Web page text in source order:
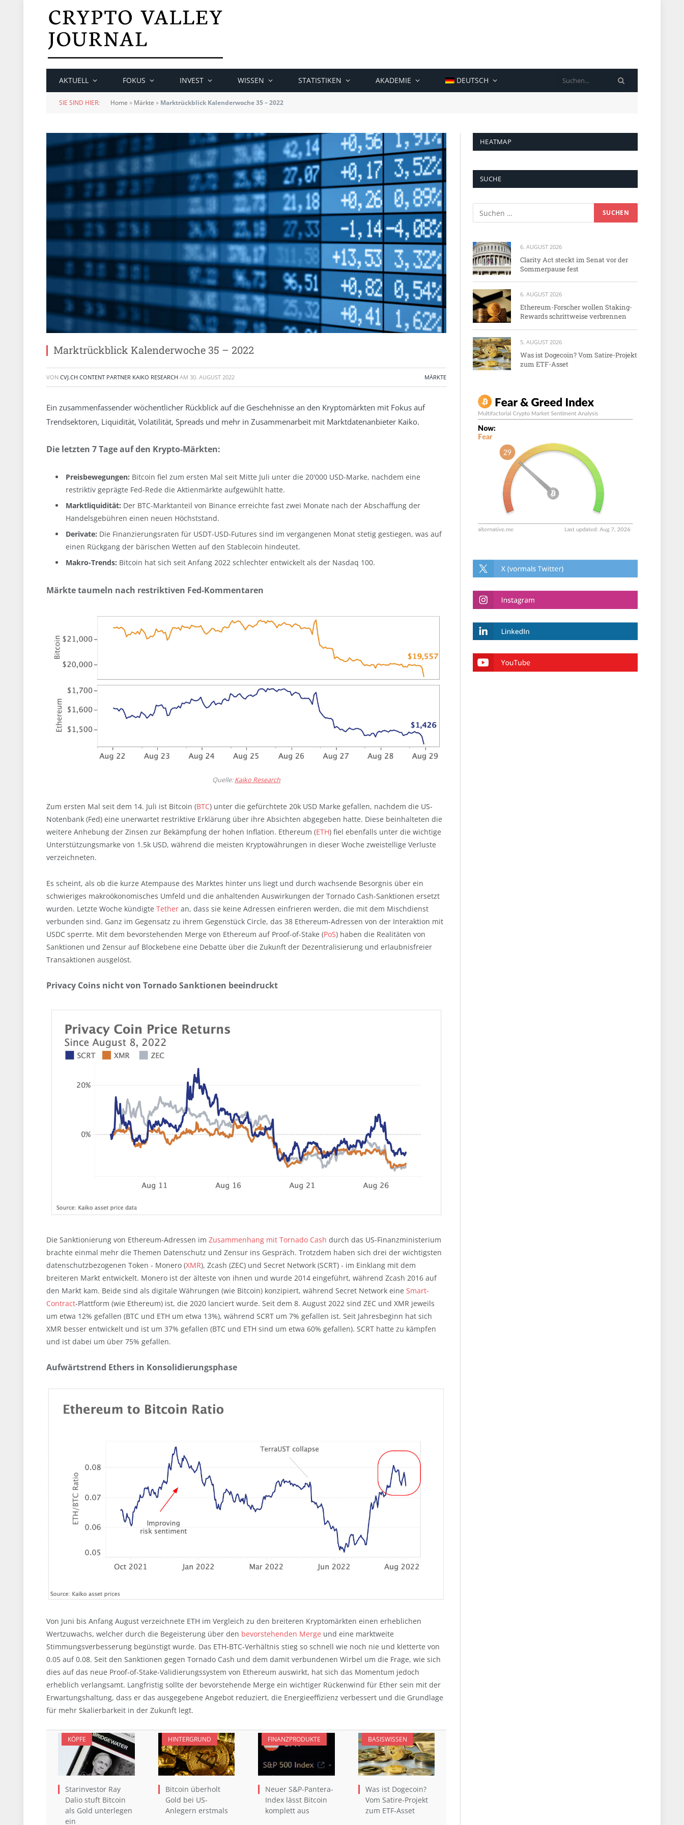
AKTUELL FOKUS INVEST WISSEN STATISTIKEN AKADEMIE DEUTSCH
SIE SIND HIER: Home » Märkte » Marktrückblick Kalenderwoche 35 – 2022
Marktrückblick Kalenderwoche 35 – 2022
VON CVJ.CH CONTENT PARTNER KAIKO RESEARCH AM 30. AUGUST 2022 MÄRKTE
Ein zusammenfassender wöchentlicher Rückblick auf die Geschehnisse an den Kryptomärkten mit Fokus auf
Trendsektoren, Liquidität, Volatilität, Spreads und mehr in Zusammenarbeit mit Marktdatenanbieter Kaiko.
Die letzten 7 Tage auf den Krypto-Märkten:
Preisbewegungen: Bitcoin fiel zum ersten Mal seit Mitte Juli unter die 20'000 USD-Marke, nachdem eine
restriktiv geprägte Fed-Rede die Aktienmärkte aufgewühlt hatte.
Marktliquidität: Der BTC-Marktanteil von Binance erreichte fast zwei Monate nach der Abschaffung der
Handelsgebühren einen neuen Höchststand.
Derivate: Die Finanzierungsraten für USDT-USD-Futures sind im vergangenen Monat stetig gestiegen, was auf
einen Rückgang der bärischen Wetten auf den Stablecoin hindeutet.
Makro-Trends: Bitcoin hat sich seit Anfang 2022 schlechter entwickelt als der Nasdaq 100.
Märkte taumeln nach restriktiven Fed-Kommentaren
Quelle:Kaiko Research
Zum ersten Mal seit dem 14. Juli ist Bitcoin (BTC) unter die gefürchtete 20k USD Marke gefallen, nachdem die US-
Notenbank (Fed) eine unerwartet restriktive Erklärung über ihre Absichten abgegeben hatte. Diese beinhalteten die
weitere Anhebung der Zinsen zur Bekämpfung der hohen Inflation. Ethereum (ETH) fiel ebenfalls unter die wichtige
Unterstützungsmarke von 1.5k USD, während die meisten Kryptowährungen in dieser Woche zweistellige Verluste
verzeichneten.
Es scheint, als ob die kurze Atempause des Marktes hinter uns liegt und durch wachsende Besorgnis über ein
schwieriges makroökonomisches Umfeld und die anhaltenden Auswirkungen der Tornado Cash-Sanktionen ersetzt
wurden. Letzte Woche kündigte Tether an, dass sie keine Adressen einfrieren werden, die mit dem Mischdienst
verbunden sind. Ganz im Gegensatz zu ihrem Gegenstück Circle, das 38 Ethereum-Adressen von der Interaktion mit
USDC sperrte. Mit dem bevorstehenden Merge von Ethereum auf Proof-of-Stake (PoS) haben die Realitäten von
Sanktionen und Zensur auf Blockebene eine Debatte über die Zukunft der Dezentralisierung und erlaubnisfreier
Transaktionen ausgelöst.
Privacy Coins nicht von Tornado Sanktionen beeindruckt
Die Sanktionierung von Ethereum-Adressen im Zusammenhang mit Tornado Cash durch das US-Finanzministerium
brachte einmal mehr die Themen Datenschutz und Zensur ins Gespräch. Trotzdem haben sich drei der wichtigsten
datenschutzbezogenen Token - Monero (XMR), Zcash (ZEC) und Secret Network (SCRT) - im Einklang mit dem
breiteren Markt entwickelt. Monero ist der älteste von ihnen und wurde 2014 eingeführt, während Zcash 2016 auf
den Markt kam. Beide sind als digitale Währungen (wie Bitcoin) konzipiert, während Secret Network eine Smart-
Contract-Plattform (wie Ethereum) ist, die 2020 lanciert wurde. Seit dem 8. August 2022 sind ZEC und XMR jeweils
um etwa 12% gefallen (BTC und ETH um etwa 13%), während SCRT um 7% gefallen ist. Seit Jahresbeginn hat sich
XMR besser entwickelt und ist um 37% gefallen (BTC und ETH sind um etwa 60% gefallen). SCRT hatte zu kämpfen
und ist dabei um über 75% gefallen.
Aufwärtstrend Ethers in Konsolidierungsphase
Von Juni bis Anfang August verzeichnete ETH im Vergleich zu den breiteren Kryptomärkten einen erheblichen
Wertzuwachs, welcher durch die Begeisterung über den bevorstehenden Merge und eine marktweite
Stimmungsverbesserung begünstigt wurde. Das ETH-BTC-Verhältnis stieg so schnell wie noch nie und kletterte von
0.05 auf 0.08. Seit den Sanktionen gegen Tornado Cash und dem damit verbundenen Wirbel um die Frage, wie sich
dies auf das neue Proof-of-Stake-Validierungssystem von Ethereum auswirkt, hat sich das Momentum jedoch
erheblich verlangsamt. Langfristig sollte der bevorstehende Merge ein wichtiger Rückenwind für Ether sein mit der
Erwartungshaltung, dass er das ausgegebene Angebot reduziert, die Energieeffizienz verbessert und die Grundlage
für mehr Skalierbarkeit in der Zukunft legt.
KÖPFE
Starinvestor Ray
Dalio stuft Bitcoin
als Gold unterlegen
ein
HINTERGRUND
Bitcoin überholt
Gold bei US-
Anlegern erstmals
FINANZPRODUKTE
Neuer S&P-Pantera-
Index lässt Bitcoin
komplett aus
BASISWISSEN
Was ist Dogecoin?
Vom Satire-Projekt
zum ETF-Asset
HEATMAP
SUCHE
6. AUGUST 2026
Clarity Act steckt im Senat vor der
Sommerpause fest
6. AUGUST 2026
Ethereum-Forscher wollen Staking-
Rewards schrittweise verbrennen
5. AUGUST 2026
Was ist Dogecoin? Vom Satire-Projekt
zum ETF-Asset